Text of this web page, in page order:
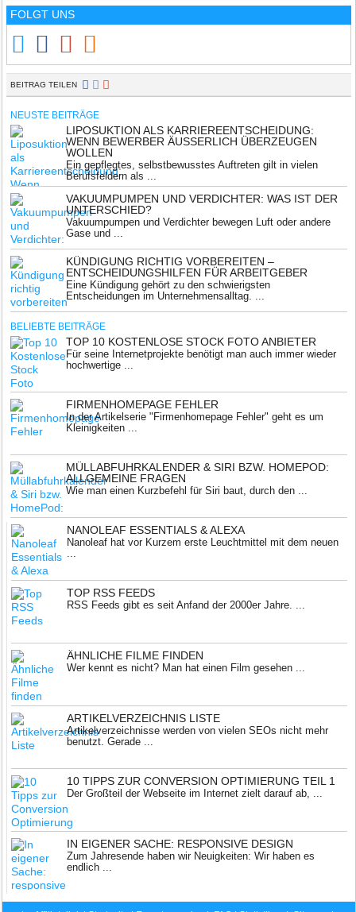
FOLGT UNS
BEITRAG TEILEN
NEUSTE BEITRÄGE
LIPOSUKTION ALS KARRIEREENTSCHEIDUNG:
WENN BEWERBER ÄUSSERLICH ÜBERZEUGEN W
OLLEN
Ein gepflegtes, selbstbewusstes Auftreten gilt in vielen
Berufsfeldern als ...
VAKUUMPUMPEN UND VERDICHTER: WAS IST DER
UNTERSCHIED?
Vakuumpumpen und Verdichter bewegen Luft oder andere
Gase und ...
KÜNDIGUNG RICHTIG VORBEREITEN –
ENTSCHEIDUNGSHILFEN FÜR ARBEITGEBER
Eine Kündigung gehört zu den schwierigsten
Entscheidungen im Unternehmensalltag. ...
BELIEBTE BEITRÄGE
TOP 10 KOSTENLOSE STOCK FOTO ANBIETER
Für seine Internetprojekte benötigt man auch immer wieder
hochwertige ...
FIRMENHOMEPAGE FEHLER
In der Artikelserie "Firmenhomepage Fehler" geht es um
Kleinigkeiten ...
MÜLLABFUHRKALENDER & SIRI BZW. HOMEPOD:
ALLGEMEINE FRAGEN
Wie man einen Kurzbefehl für Siri baut, durch den ...
NANOLEAF ESSENTIALS & ALEXA
Nanoleaf hat vor Kurzem erste Leuchtmittel mit dem neuen
...
TOP RSS FEEDS
RSS Feeds gibt es seit Anfand der 2000er Jahre. ...
ÄHNLICHE FILME FINDEN
Wer kennt es nicht? Man hat einen Film gesehen ...
ARTIKELVERZEICHNIS LISTE
Artikelverzeichnisse werden von vielen SEOs nicht mehr
benutzt. Gerade ...
10 TIPPS ZUR CONVERSION OPTIMIERUNG TEIL 1
Der Großteil der Webseite im Internet zielt darauf ab, ...
IN EIGENER SACHE: RESPONSIVE DESIGN
Zum Jahresende haben wir Neuigkeiten: Wir haben es
endlich ...